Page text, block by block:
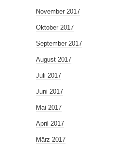
November 2017
Oktober 2017
September 2017
August 2017
Juli 2017
Juni 2017
Mai 2017
April 2017
März 2017